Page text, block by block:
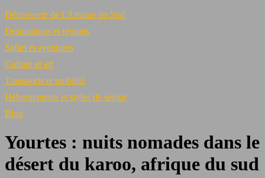
Découverte de l’Afrique du Sud
Destinations et régions
Safari et aventures
Culture et art
Transports et mobilité
Hébergements et styles de séjour
Blog
Yourtes : nuits nomades dans le
désert du karoo, afrique du sud